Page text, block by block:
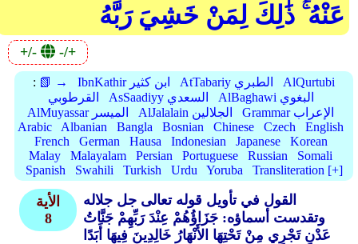
عَنْهُ ۚ ذَٰلِكَ لِمَنْ خَشِيَ رَبَّهُ
+/- -/+
: 📗 → IbnKathir ابن كثير AtTabariy الطبري
AlQurtubi
القرطوبي
AsSaadiyy السعدي
AlBaghawi البغوي
AlMuyassar الميسر
AlJalalain الجلالين
Grammar الإعراب
Arabic
Albanian Bangla Bosnian Chinese Czech
English
French
German Hausa Indonesian Japanese
Korean
Malay
Malayalam Persian Portuguese Russian
Somali
Spanish
Swahili Turkish Urdu Yoruba Transliteration [+]
الأية
8
القول في تأويل قوله تعالى جل جلاله
وتقدست أسماؤه: جَزَاؤُهُمْ عِنْدَ رَبِّهِمْ جَنَّاتُ
عَدْنٍ تَجْرِي مِنْ تَحْتِهَا الأَنْهَارُ خَالِدِينَ فِيهَا أَبَدًا